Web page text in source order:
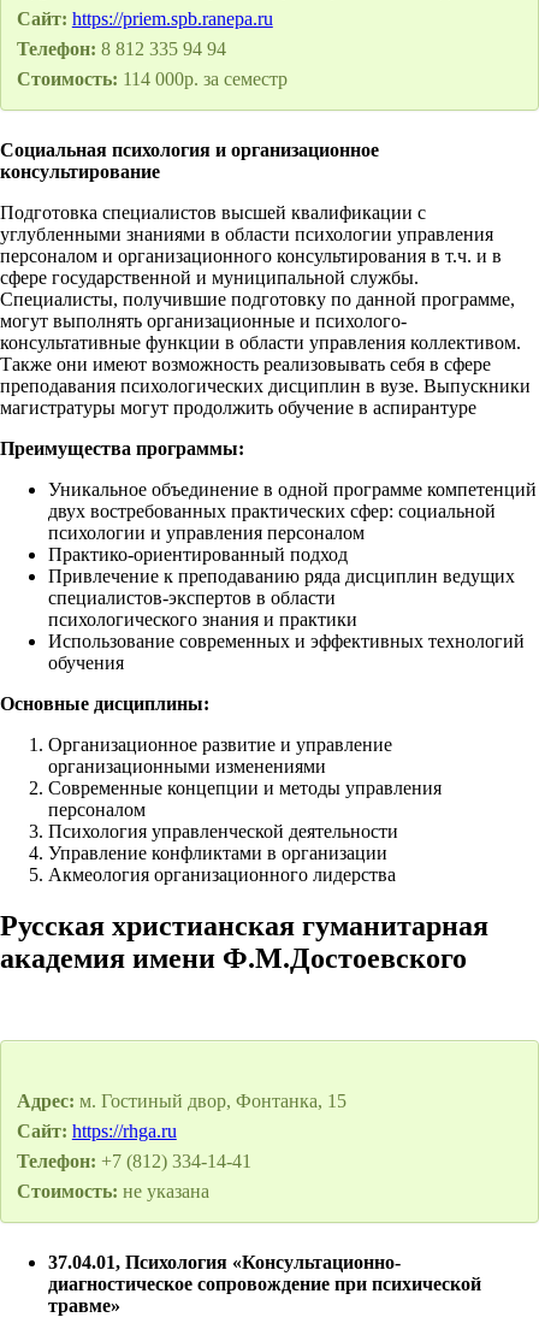
Сайт: https://priem.spb.ranepa.ru
Телефон: 8 812 335 94 94
Стоимость: 114 000р. за семестр
Социальная психология и организационное
консультирование
Подготовка специалистов высшей квалификации с
углубленными знаниями в области психологии управления
персоналом и организационного консультирования в т.ч. и в
сфере государственной и муниципальной службы.
Специалисты, получившие подготовку по данной программе,
могут выполнять организационные и психолого-
консультативные функции в области управления коллективом.
Также они имеют возможность реализовывать себя в сфере
преподавания психологических дисциплин в вузе. Выпускники
магистратуры могут продолжить обучение в аспирантуре
Преимущества программы:
Уникальное объединение в одной программе компетенций
двух востребованных практических сфер: социальной
психологии и управления персоналом
Практико-ориентированный подход
Привлечение к преподаванию ряда дисциплин ведущих
специалистов-экспертов в области
психологического знания и практики
Использование современных и эффективных технологий
обучения
Основные дисциплины:
Организационное развитие и управление
организационными изменениями
Современные концепции и методы управления
персоналом
Психология управленческой деятельности
Управление конфликтами в организации
Акмеология организационного лидерства
Русская христианская гуманитарная
академия имени Ф.М.Достоевского
Адрес: м. Гостиный двор, Фонтанка, 15
Сайт: https://rhga.ru
Телефон: +7 (812) 334-14-41
Стоимость: не указана
37.04.01, Психология «Консультационно-
диагностическое сопровождение при психической
травме»